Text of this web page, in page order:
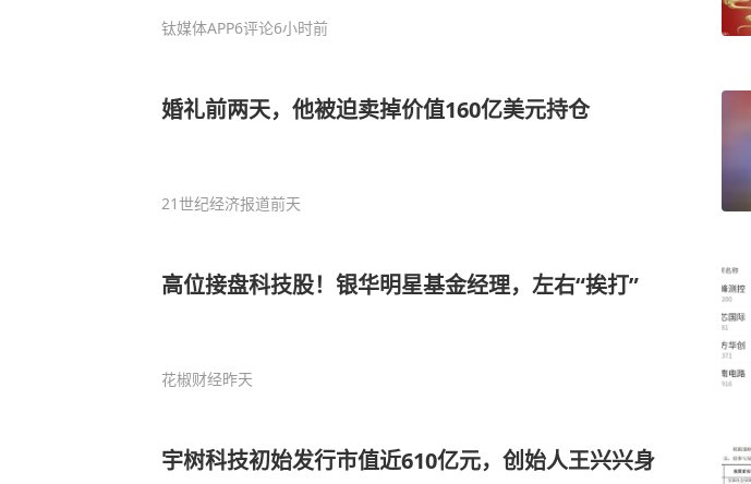
钛媒体APP6评论6小时前
婚礼前两天，他被迫卖掉价值160亿美元持仓
21世纪经济报道前天
高位接盘科技股！银华明星基金经理，左右“挨打”
花椒财经昨天
宇树科技初始发行市值近610亿元，创始人王兴兴身